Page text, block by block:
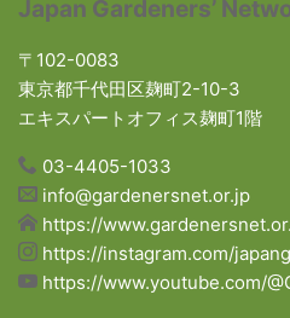
Japan Gardeners’
〒102-0083
東京都千代田区麹町2-10-3
エキスパートオフィス麹町1階
03-4405-1033
info@gardenersnet.or.jp
https://
https://instagram.com/
https://www.youtube.com/